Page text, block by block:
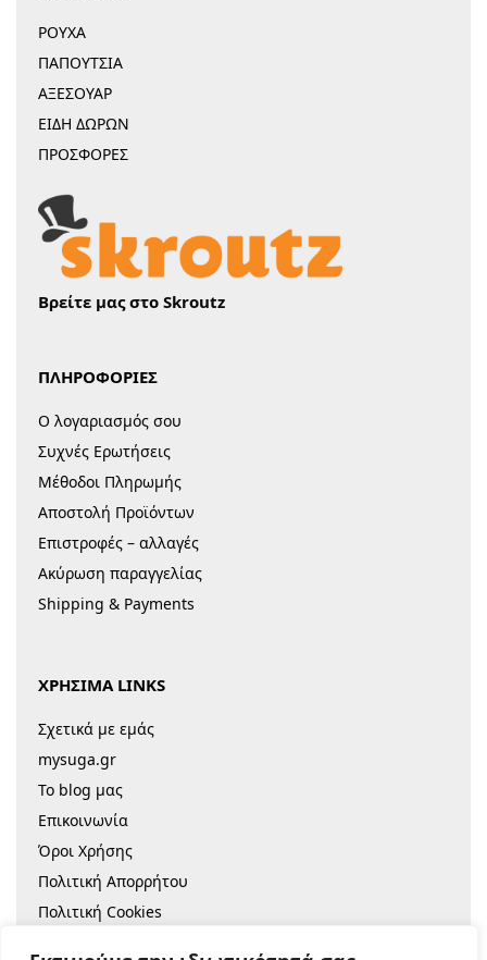
ΡΟΥΧΑ
ΠΑΠΟΥΤΣΙΑ
ΑΞΕΣΟΥΑΡ
ΕΙΔΗ ΔΩΡΩΝ
ΠΡΟΣΦΟΡΕΣ
Βρείτε μας στο Skroutz
ΠΛΗΡΟΦΟΡΙΕΣ
Ο λογαριασμός σου
Συχνές Ερωτήσεις
Μέθοδοι Πληρωμής
Αποστολή Προϊόντων
Επιστροφές – αλλαγές
Ακύρωση παραγγελίας
Shipping & Payments
ΧΡΗΣΙΜΑ LINKS
Σχετικά με εμάς
mysuga.gr
Το blog μας
Επικοινωνία
Όροι Χρήσης
Πολιτική Απορρήτου
Πολιτική Cookies